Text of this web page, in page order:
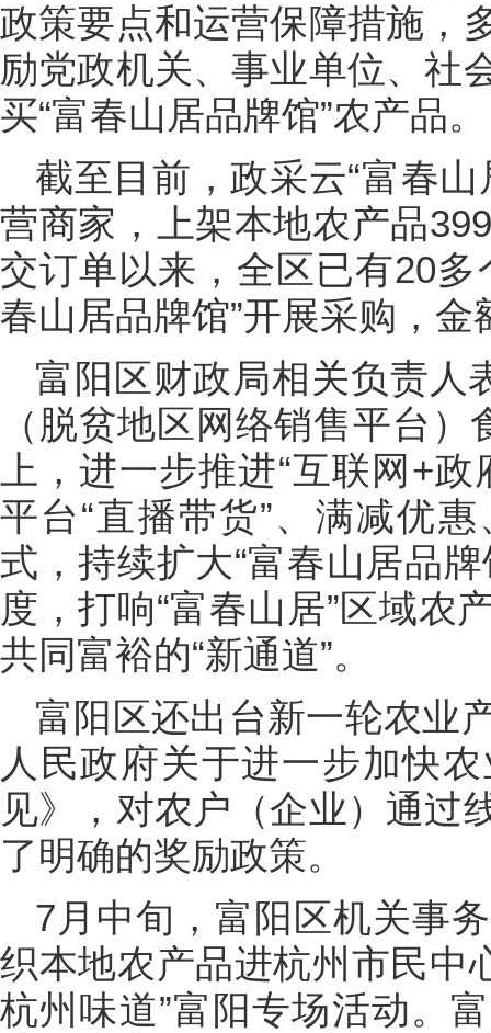
政策要点和运营保障措施，
励党政机关、事业单位、社
买“富春山居品牌馆”农产品。
截至目前，政采云“富春
营商家，上架本地农产品
交订单以来，全区已有20
春山居品牌馆”开展采购，金
富阳区财政局相关负责人
（脱贫地区网络销售平台
上，进一步推进“互联网+
平台“直播带货”、满减优
式，持续扩大“富春山居品
度，打响“富春山居”区域农
共同富裕的“新通道”。
富阳区还出台新一轮农业
人民政府关于进一步加快
见》，对农户（企业）通过
了明确的奖励政策。
7月中旬，富阳区机关事
织本地农产品进杭州市民中
杭州味道”富阳专场活动。